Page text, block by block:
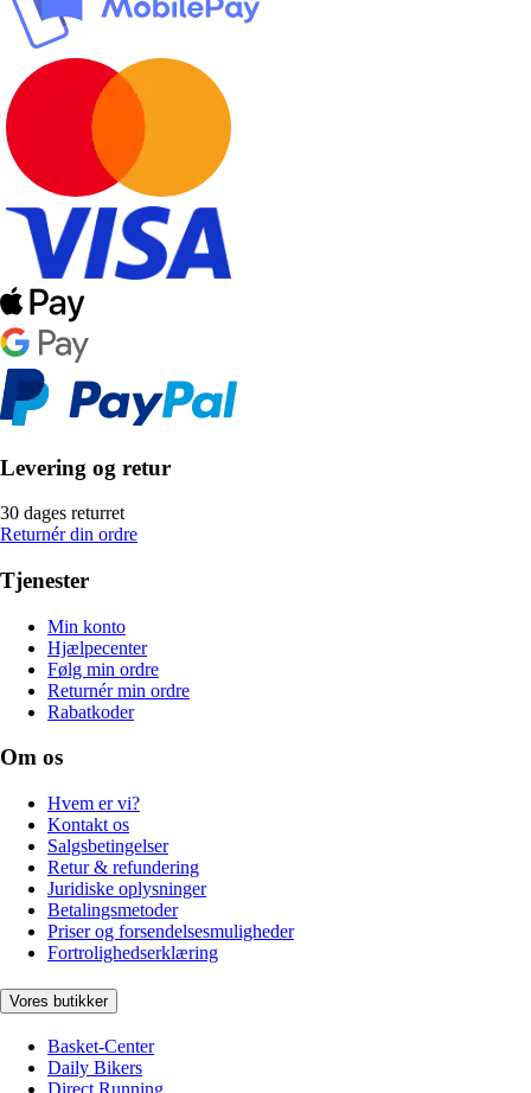
Levering og retur
30 dages returret
Returnér din ordre
Tjenester
Min konto
Hjælpecenter
Følg min ordre
Returnér min ordre
Rabatkoder
Om os
Hvem er vi?
Kontakt os
Salgsbetingelser
Retur & refundering
Juridiske oplysninger
Betalingsmetoder
Priser og forsendelsesmuligheder
Fortrolighedserklæring
Vores butikker
Basket-Center
Daily Bikers
Direct Running